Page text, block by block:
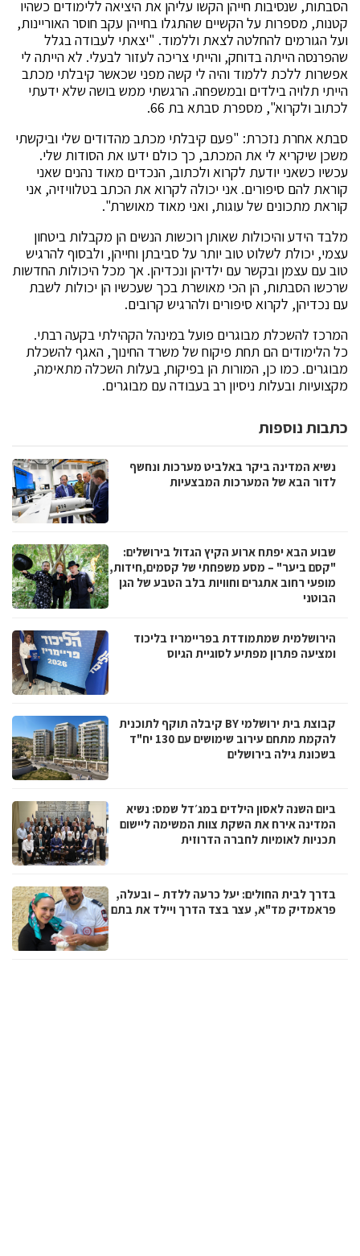
הסבתות, שנסיבות חייהן הקשו עליהן את היציאה ללימודים כשהיו
קטנות, מספרות על הקשיים שהתגלו בחייהן עקב חוסר האוריינות,
ועל הגורמים להחלטה לצאת וללמוד. "יצאתי לעבודה בגלל
שהפרנסה הייתה בדוחק, והייתי צריכה לעזור לבעלי. לא הייתה לי
אפשרות ללכת ללמוד והיה לי קשה מפני שכאשר קיבלתי מכתב
הייתי תלויה בילדים ובמשפחה. הרגשתי ממש בושה שלא ידעתי
לכתוב ולקרוא", מספרת סבתא בת 66.
סבתא אחרת נזכרת: "פעם קיבלתי מכתב מהדודים שלי וביקשתי
משכן שיקריא לי את המכתב, כך כולם ידעו את הסודות שלי.
עכשיו כשאני יודעת לקרוא ולכתוב, הנכדים מאוד נהנים שאני
קוראת להם סיפורים. אני יכולה לקרוא את הכתב בטלוויזיה, אני
קוראת מתכונים של עוגות, ואני מאוד מאושרת".
מלבד הידע והיכולות שאותן רוכשות הנשים הן מקבלות ביטחון
עצמי, יכולת לשלוט טוב יותר על סביבתן וחייהן, ולבסוף להרגיש
טוב עם עצמן ובקשר עם ילדיהן ונכדיהן. אך מכל היכולות החדשות
שרכשו הסבתות, הן הכי מאושרת בכך שעכשיו הן יכולות לשבת
עם נכדיהן, לקרוא סיפורים ולהרגיש קרובים.
המרכז להשכלת מבוגרים פועל במינהל הקהילתי בקעה רבתי.
כל הלימודים הם תחת פיקוח של משרד החינוך, האגף להשכלת
מבוגרים. כמו כן, המורות הן בפיקוח, בעלות השכלה מתאימה,
מקצועיות ובעלות ניסיון רב בעבודה עם מבוגרים.
כתבות נוספות
נשיא המדינה ביקר באלביט מערכות ונחשף
לדור הבא של המערכות המבצעיות
שבוע הבא יפתח ארוע הקיץ הגדול בירושלים:
"קסם ביער" – מסע משפחתי של קסמים,חידות,
מופעי רחוב אתגרים וחוויות בלב הטבע של הגן
הבוטני
הירושלמית שמתמודדת בפריימריז בליכוד
ומציעה פתרון מפתיע לסוגיית הגיוס
קבוצת בית ירושלמי BY קיבלה תוקף לתוכנית
להקמת מתחם עירוב שימושים עם 130 יח"ד
בשכונת גילה בירושלים
ביום השנה לאסון הילדים במג׳דל שמס: נשיא
המדינה אירח את השקת צוות המשימה ליישום
תכניות לאומיות לחברה הדרוזית
בדרך לבית החולים: יעל כרעה ללדת – ובעלה,
פראמדיק מד"א, עצר בצד הדרך ויילד את בתם